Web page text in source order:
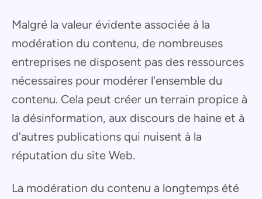
Malgré la valeur évidente associée à la
modération du contenu, de nombreuses
entreprises ne disposent pas des ressources
nécessaires pour modérer l'ensemble du
contenu. Cela peut créer un terrain propice à
la désinformation, aux discours de haine et à
d'autres publications qui nuisent à la
réputation du site Web.
La modération du contenu a longtemps été